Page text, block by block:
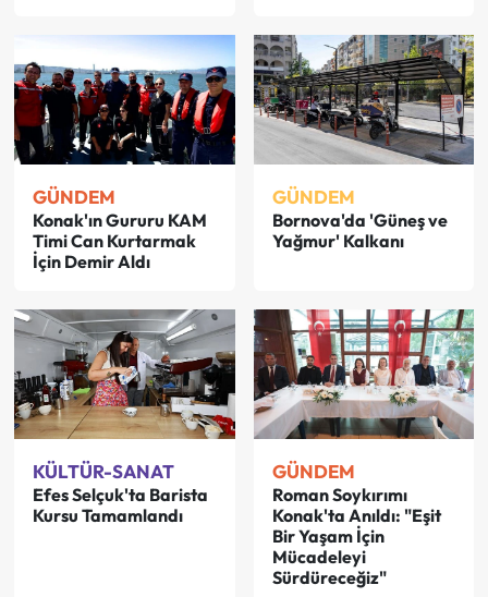
GÜNDEM
Konak'ın Gururu KAM
Timi Can Kurtarmak
İçin Demir Aldı
GÜNDEM
Bornova'da 'Güneş ve
Yağmur' Kalkanı
KÜLTÜR-SANAT
Efes Selçuk'ta Barista
Kursu Tamamlandı
GÜNDEM
Roman Soykırımı
Konak'ta Anıldı: "Eşit
Bir Yaşam İçin
Mücadeleyi
Sürdüreceğiz"